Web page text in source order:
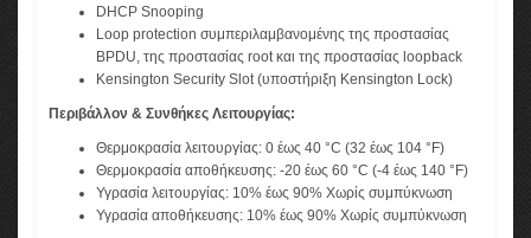
DHCP Snooping
Loop protection συμπεριλαμβανομένης της προστασίας
BPDU, της προστασίας root και της προστασίας loopback
Kensington Security Slot (υποστήριξη Kensington Lock)
Περιβάλλον & Συνθήκες Λειτουργίας:
Θερμοκρασία λειτουργίας: 0 έως 40 °C (32 έως 104 °F)
Θερμοκρασία αποθήκευσης: -20 έως 60 °C (-4 έως 140 °F)
Υγρασία λειτουργίας: 10% έως 90% Χωρίς συμπύκνωση
Υγρασία αποθήκευσης: 10% έως 90% Χωρίς συμπύκνωση